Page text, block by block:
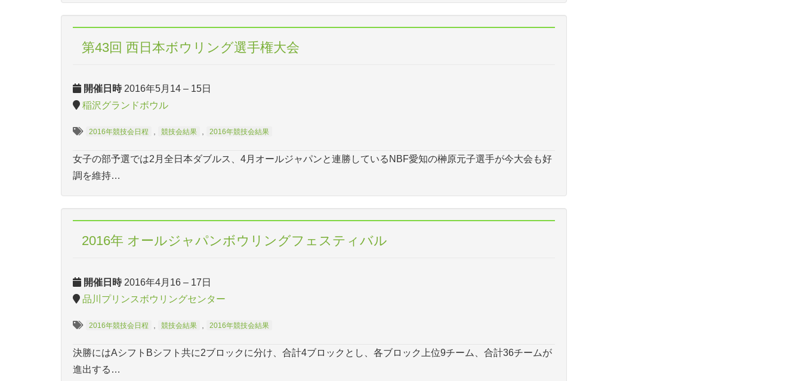
第43回 西日本ボウリング選手権大会
開催日時 2016年5月14 – 15日
稲沢グランドボウル
2016年競技会日程 , 競技会結果 , 2016年競技会結果
女子の部予選では2月全日本ダブルス、4月オールジャパンと連勝しているNBF愛知の榊原元子選手が今大会も好
調を維持…
2016年 オールジャパンボウリングフェスティバル
開催日時 2016年4月16 – 17日
品川プリンスボウリングセンター
2016年競技会日程 競技会結果 2016年競技会結果
決勝にはAシフトBシフト共に2ブロックに分け、合計4ブロックとし、各ブロック上位9チーム、合計36チームが
進出する…